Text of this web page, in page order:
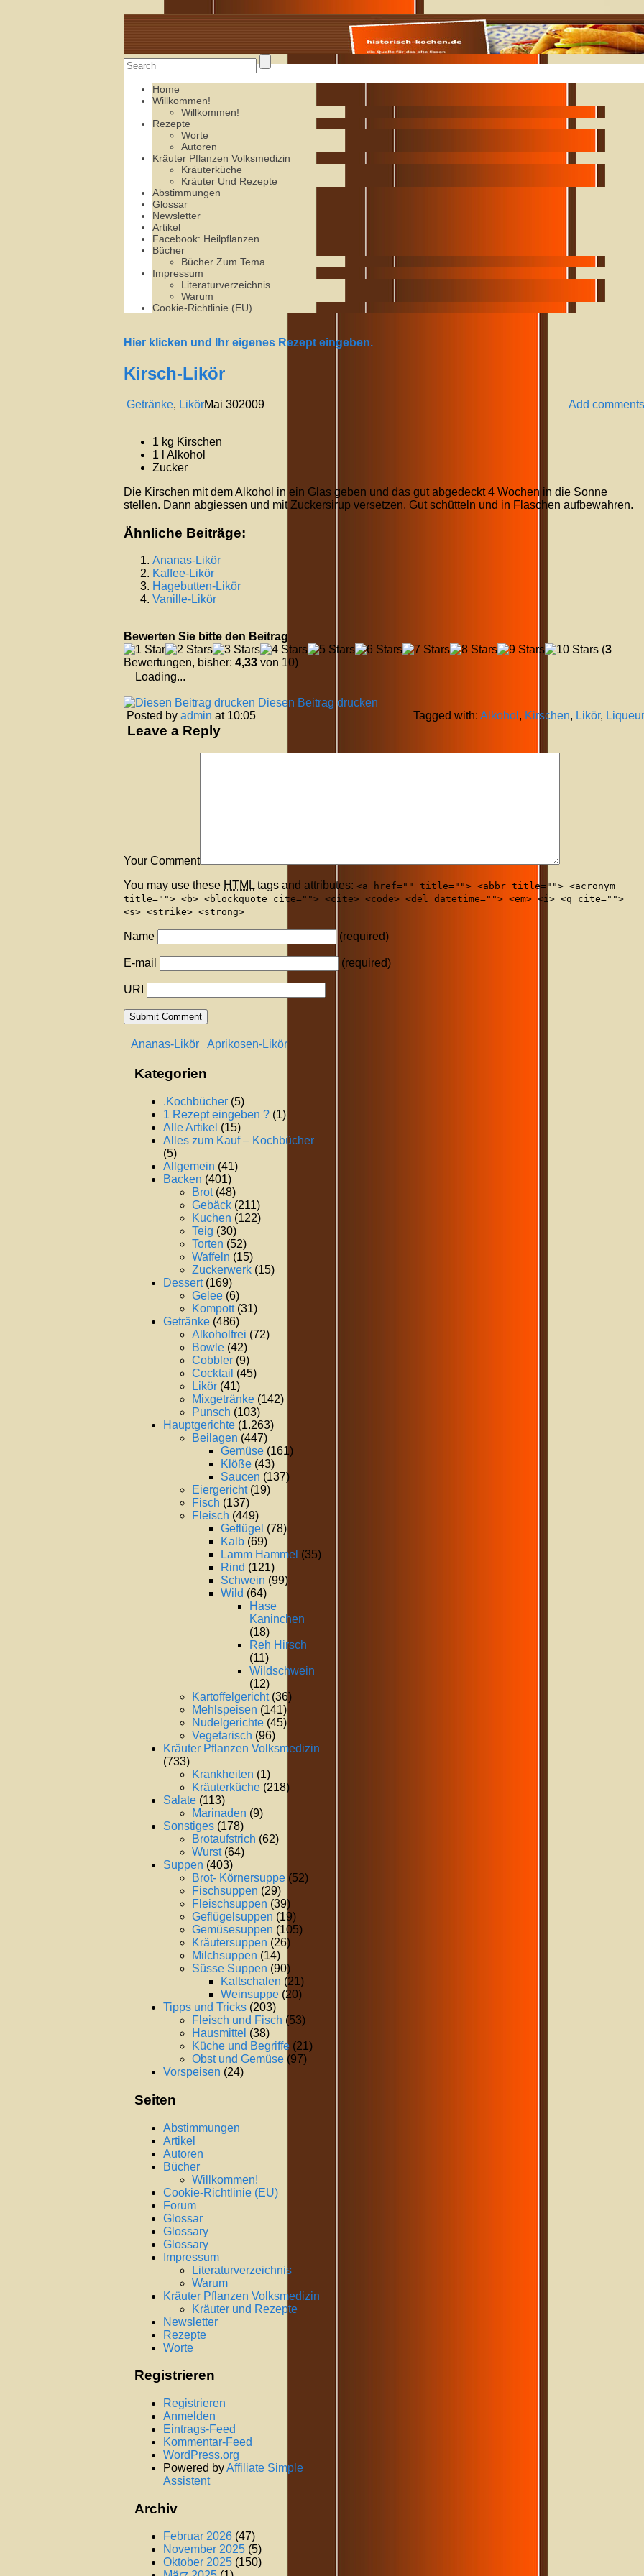
Alte Rezepte online
Home
Willkommen!
Willkommen!
Rezepte
Worte
Autoren
Kräuter Pflanzen Volksmedizin
Kräuterküche
Kräuter Und Rezepte
Abstimmungen
Glossar
Newsletter
Artikel
Facebook: Heilpflanzen
Bücher
Bücher Zum Tema
Impressum
Literaturverzeichnis
Warum
Cookie-Richtlinie (EU)
Hier klicken und Ihr eigenes Rezept eingeben.
Kirsch-Likör
Getränke, Likör Add comments
Mai 302009
1 kg Kirschen
1 l Alkohol
Zucker
Die Kirschen mit dem Alkohol in ein Glas geben und das gut abgedeckt 4 Wochen in die Sonne
stellen. Dann abgiessen und mit Zuckersirup versetzen. Gut schütteln und in Flaschen aufbewahren.
Ähnliche Beiträge:
Ananas-Likör
Kaffee-Likör
Hagebutten-Likör
Vanille-Likör
Bewerten Sie bitte den Beitrag
(3
Bewertungen, bisher: 4,33 von 10)
Loading...
Diesen Beitrag drucken
Posted by admin at 10:05 Tagged with: Alkohol , Kirschen, Likör, Liqueur
Leave a Reply
Your Comment
You may use these HTML tags and attributes: <a href="" title=""> <abbr title=""> <acronym
title=""> <b> <blockquote cite=""> <cite> <code> <del datetime=""> <em> <i> <q cite="">
<s> <strike> <strong>
Name (required)
E-mail (required)
URI
Ananas-Likör Aprikosen-Likör
Kategorien
.Kochbücher (5)
1 Rezept eingeben ? (1)
Alle Artikel (15)
Alles zum Kauf – Kochbücher
(5)
Allgemein (41)
Backen (401)
Brot(48)
Gebäck (211)
Kuchen (122)
Teig (30)
Torten (52)
Waffeln (15)
Zuckerwerk (15)
Dessert(169)
Gelee (6)
Kompott(31)
Getränke (486)
Alkoholfrei (72)
Bowle (42)
Cobbler (9)
Cocktail (45)
Likör (41)
Mixgetränke (142)
Punsch (103)
Hauptgerichte (1.263)
Beilagen (447)
Gemüse (161)
Klöße (43)
Saucen (137)
Eiergericht(19)
Fisch (137)
Fleisch (449)
Geflügel (78)
Kalb (69)
Lamm Hammel (35)
Rind (121)
Schwein (99)
Wild (64)
Hase
Kaninchen
(18)
Reh Hirsch
(11)
Wildschwein
(12)
Kartoffelgericht(36)
Mehlspeisen (141)
Nudelgerichte (45)
Vegetarisch (96)
Kräuter Pflanzen Volksmedizin
(733)
Krankheiten (1)
Kräuterküche (218)
Salate (113)
Marinaden (9)
Sonstiges (178)
Brotaufstrich (62)
Wurst(64)
Suppen (403)
Brot- Körnersuppe (52)
Fischsuppen (29)
Fleischsuppen (39)
Geflügelsuppen (19)
Gemüsesuppen (105)
Kräutersuppen (26)
Milchsuppen (14)
Süsse Suppen (90)
Kaltschalen (21)
Weinsuppe (20)
Tipps und Tricks (203)
Fleisch und Fisch (53)
Hausmittel (38)
Küche und Begriffe (21)
Obst und Gemüse (97)
Vorspeisen (24)
Seiten
Abstimmungen
Artikel
Autoren
Bücher
Willkommen!
Cookie-Richtlinie (EU)
Forum
Glossar
Glossary
Glossary
Impressum
Literaturverzeichnis
Warum
Kräuter Pflanzen Volksmedizin
Kräuter und Rezepte
Newsletter
Rezepte
Worte
Registrieren
Registrieren
Anmelden
Eintrags-Feed
Kommentar-Feed
WordPress.org
Powered byAffiliate Simple
Assistent
Archiv
Februar 2026 (47)
November 2025 (5)
Oktober 2025 (150)